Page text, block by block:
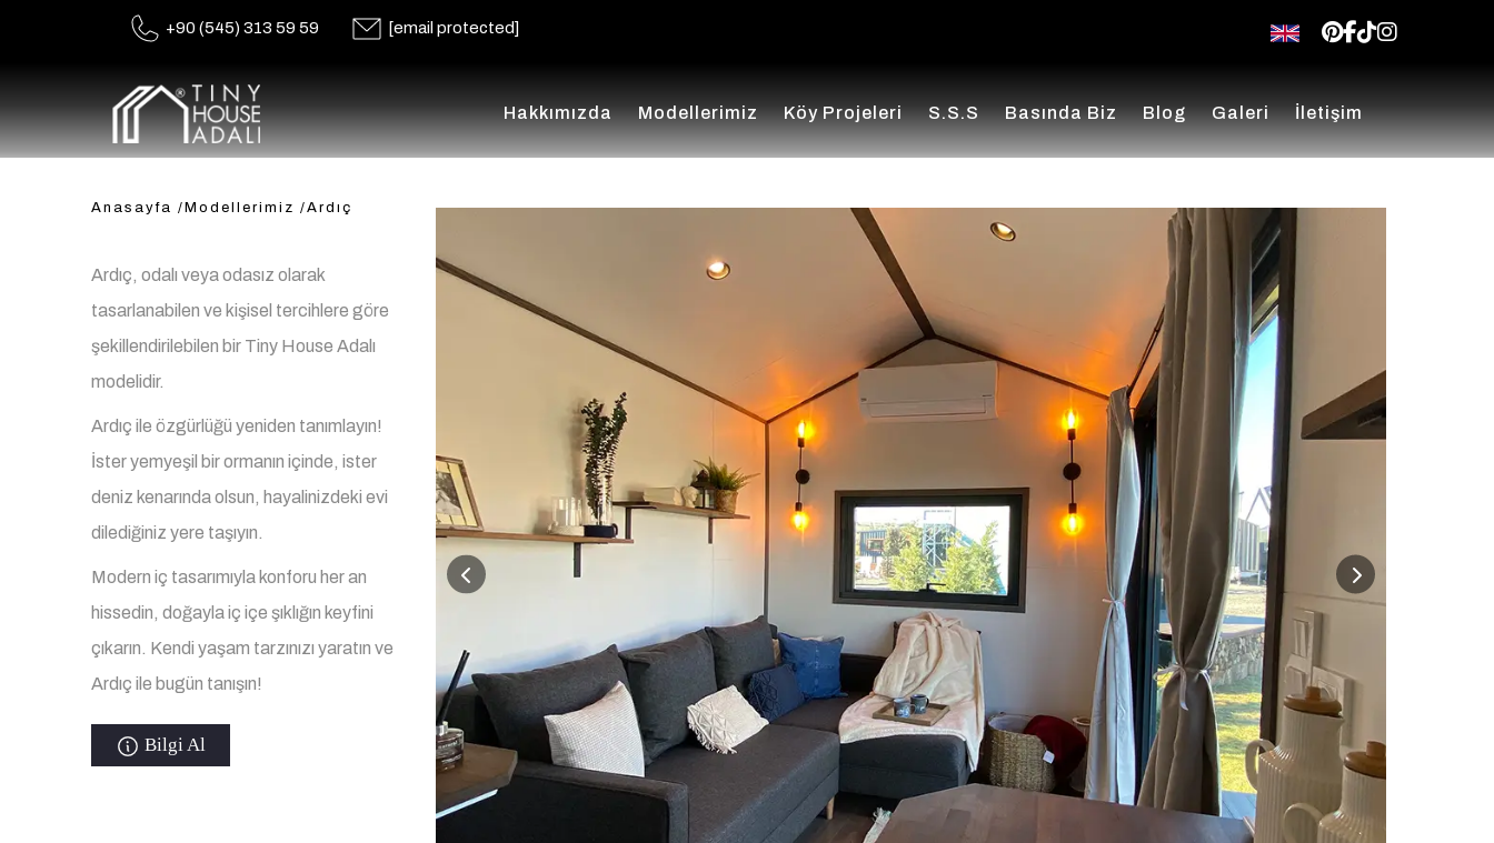
+90 (545) 313 59 59 [email protected] pinterest
facebook
tiktok
Hakkımızda Modellerimiz Köy Projeleri S.s.s Basında Biz Blog Galeri İletişim
Anasayfa / Modellerimiz /Ardıç
Ardıç, odalı veya odasız olarak
tasarlanabilen ve kişisel tercihlere göre
şekillendirilebilen bir Tiny House Adalı
modelidir.
Ardıç ile özgürlüğü yeniden tanımlayın!
İster yemyeşil bir ormanın içinde, ister
deniz kenarında olsun, hayalinizdeki evi
dilediğiniz yere taşıyın.
Modern iç tasarımıyla konforu her an
hissedin, doğayla iç içe şıklığın keyfini
çıkarın. Kendi yaşam tarzınızı yaratın ve
Ardıç ile bugün tanışın!
Bilgi Al